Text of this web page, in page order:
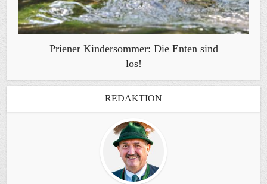
Priener Kindersommer: Die Enten sind
los!
REDAKTION